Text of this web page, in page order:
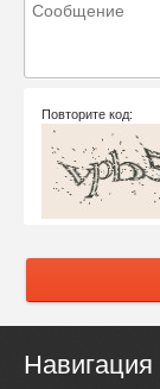
Повторите код:
Навигация